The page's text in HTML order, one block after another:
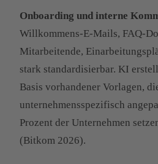
Onboarding und interne
Willkommens-E-Mails, FAQ-
Mitarbeitende,
stark standardisierbar. KI
Basis vorhandener Vorlagen,
unternehmensspezifisch
Prozent der Unternehmen
(Bitkom 2026).